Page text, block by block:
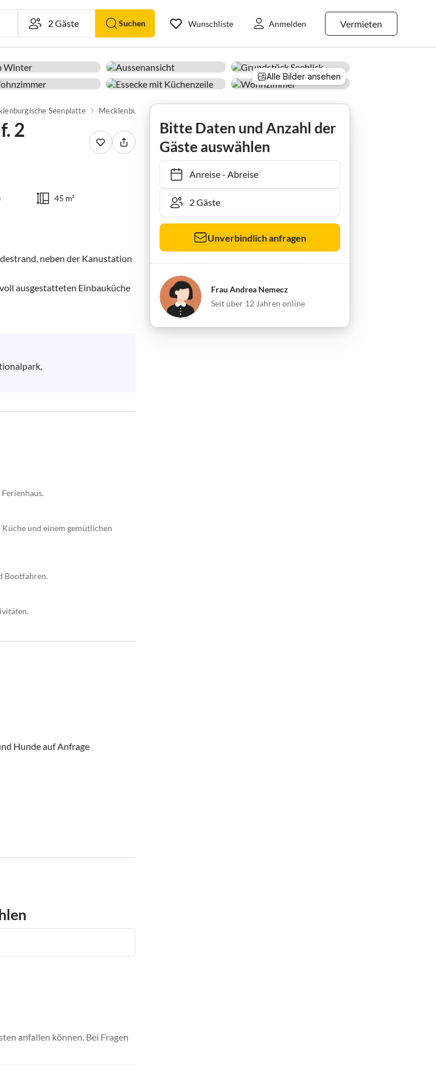
Suchen Vermieten
Wunschliste Anmelden
Alle Bilder ansehen
Seenplatte Mecklenburg-Strelitz
2
45 m²
neben der Kanustation
ausgestatteten Einbauküche
und einem gemütlichen
Bootfahren.
Hunde auf Anfrage
anfallen können. Bei Fragen
Bitte Daten und Anzahl der
Gäste auswählen
Anreise- Abreise
Unverbindlich anfragen
Frau Andrea Nemecz
Seit über 12 Jahren online